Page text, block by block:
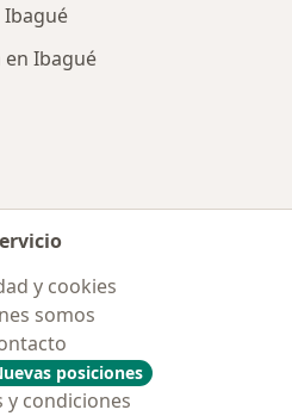
Ibagué
y cookies
somos
posiciones
y condiciones